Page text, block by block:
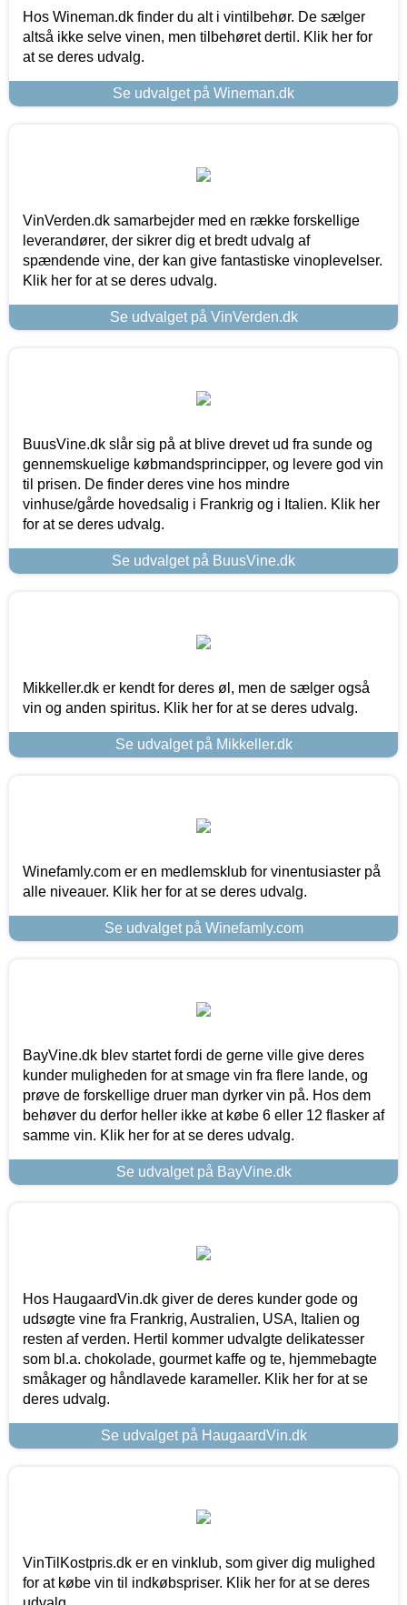
Hos Wineman.dk finder du alt i vintilbehør. De sælger
altså ikke selve vinen, men tilbehøret dertil. Klik her for
at se deres udvalg.
Se udvalget på Wineman.dk
VinVerden.dk samarbejder med en række forskellige
leverandører, der sikrer dig et bredt udvalg af
spændende vine, der kan give fantastiske vinoplevelser.
Klik her for at se deres udvalg.
Se udvalget på VinVerden.dk
BuusVine.dk slår sig på at blive drevet ud fra sunde og
gennemskuelige købmandsprincipper, og levere god vin
til prisen. De finder deres vine hos mindre
vinhuse/gårde hovedsalig i Frankrig og i Italien. Klik her
for at se deres udvalg.
Se udvalget på BuusVine.dk
Mikkeller.dk er kendt for deres øl, men de sælger også
vin og anden spiritus. Klik her for at se deres udvalg.
Se udvalget på Mikkeller.dk
Winefamly.com er en medlemsklub for vinentusiaster på
alle niveauer. Klik her for at se deres udvalg.
Se udvalget på Winefamly.com
BayVine.dk blev startet fordi de gerne ville give deres
kunder muligheden for at smage vin fra flere lande, og
prøve de forskellige druer man dyrker vin på. Hos dem
behøver du derfor heller ikke at købe 6 eller 12 flasker af
samme vin. Klik her for at se deres udvalg.
Se udvalget på BayVine.dk
Hos HaugaardVin.dk giver de deres kunder gode og
udsøgte vine fra Frankrig, Australien, USA, Italien og
resten af verden. Hertil kommer udvalgte delikatesser
som bl.a. chokolade, gourmet kaffe og te, hjemmebagte
småkager og håndlavede karameller. Klik her for at se
deres udvalg.
Se udvalget på HaugaardVin.dk
VinTilKostpris.dk er en vinklub, som giver dig mulighed
for at købe vin til indkøbspriser. Klik her for at se deres